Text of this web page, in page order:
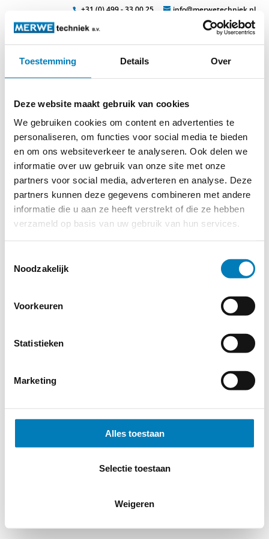
Toestemming Details Over
Deze website maakt gebruik van cookies
We gebruiken cookies om content en advertenties te
personaliseren, om functies voor social media te bieden
en om ons websiteverkeer te analyseren. Ook delen we
informatie over uw gebruik van onze site met onze
partners voor social media, adverteren en analyse. Deze
partners kunnen deze gegevens combineren met andere
informatie die u aan ze heeft verstrekt of die ze hebben
verzameld op basis van uw gebruik van hun services.
Noodzakelijk
Voorkeuren
Statistieken
Marketing
Alles toestaan
Selectie toestaan
Weigeren
+31 (0) 499 - 33 00 25 info@merwetechniek.nl
Veelzijdig in elektrotechnische producten
elsic-deckenbeleuchtung
© 2026 MERWEtechniek B.V.-Disclaimer -Privacy Policy
Cookieverklaring -Verdere contact gegevens